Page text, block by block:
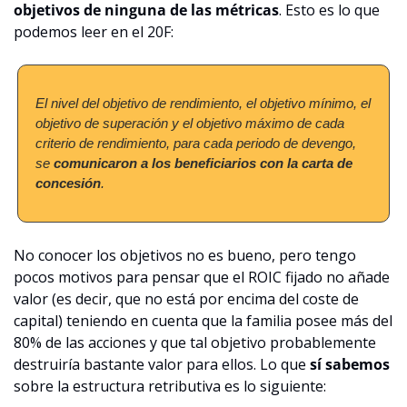
objetivos de ninguna de las métricas. Esto es lo que
podemos leer en el 20F:
El nivel del objetivo de rendimiento, el objetivo mínimo, el
objetivo de superación y el objetivo máximo de cada
criterio de rendimiento, para cada periodo de devengo,
se comunicaron a los beneficiarios con la carta de
concesión.
No conocer los objetivos no es bueno, pero tengo
pocos motivos para pensar que el ROIC fijado no añade
valor (es decir, que no está por encima del coste de
capital) teniendo en cuenta que la familia posee más del
80% de las acciones y que tal objetivo probablemente
destruiría bastante valor para ellos. Lo que sí sabemos
sobre la estructura retributiva es lo siguiente: